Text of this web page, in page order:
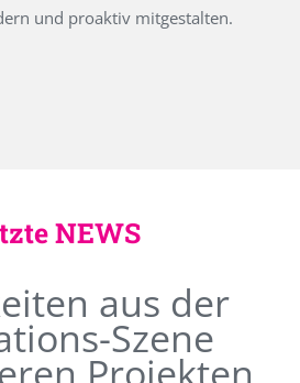
und proaktiv mitgestalten.
NEWS
aus der
Szene